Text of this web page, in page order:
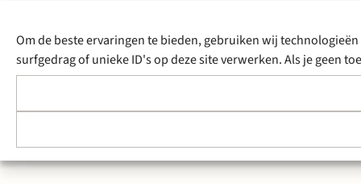
Om de beste ervaringen te bieden, gebruiken wij
surfgedrag of unieke ID's op deze site verwerken. Als je geen